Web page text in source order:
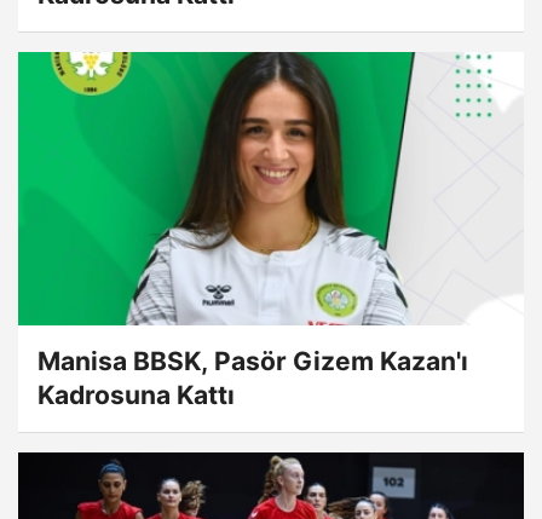
Manisa BBSK, Pasör Gizem Kazan'ı
Kadrosuna Kattı